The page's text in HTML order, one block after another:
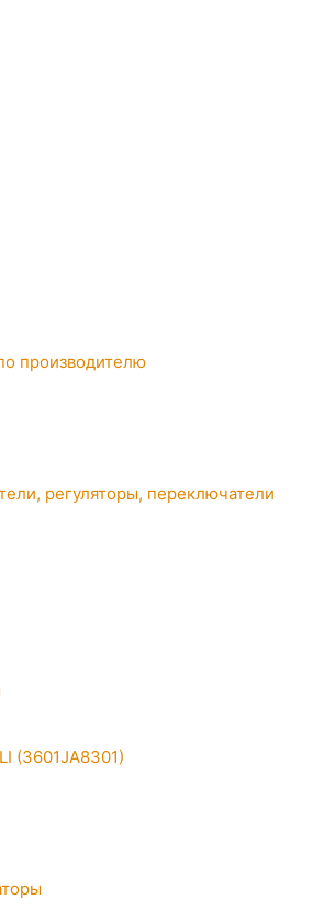
производителю
регуляторы, переключатели
(3601JA8301)